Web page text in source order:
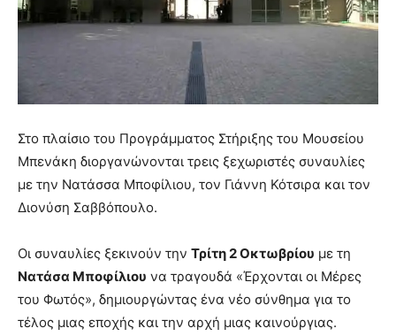
Στο πλαίσιο του Προγράμματος Στήριξης του Μουσείου
Μπενάκη διοργανώνονται τρεις ξεχωριστές συναυλίες
με την Νατάσσα Μποφίλιου, τον Γιάννη Κότσιρα και τον
Διονύση Σαββόπουλο.
Οι συναυλίες ξεκινούν την Τρίτη 2 Οκτωβρίου με τη
Νατάσα Μποφίλιου να τραγουδά «Έρχονται οι Μέρες
του Φωτός», δημιουργώντας ένα νέο σύνθημα για το
τέλος μιας εποχής και την αρχή μιας καινούργιας.